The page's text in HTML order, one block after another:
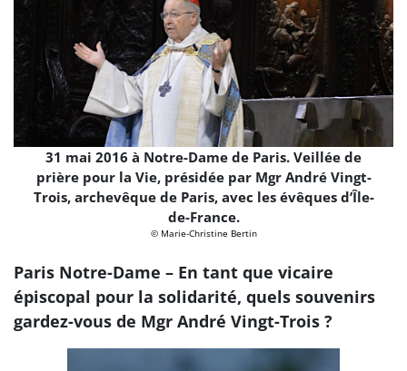
31 mai 2016 à Notre-Dame de Paris. Veillée de
prière pour la Vie, présidée par Mgr André Vingt-
Trois, archevêque de Paris, avec les évêques d’Île-
de-France.
© Marie-Christine Bertin
Paris Notre-Dame – En tant que vicaire
épiscopal pour la solidarité, quels souvenirs
gardez-vous de Mgr André Vingt-Trois ?